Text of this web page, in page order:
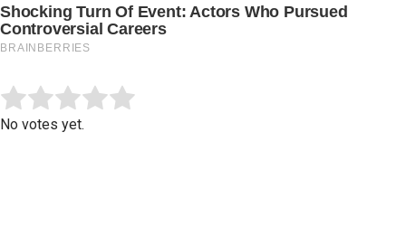
Rate this item:
No votes yet.